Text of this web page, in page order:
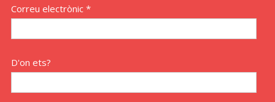
Correu electrònic *
D'on ets?